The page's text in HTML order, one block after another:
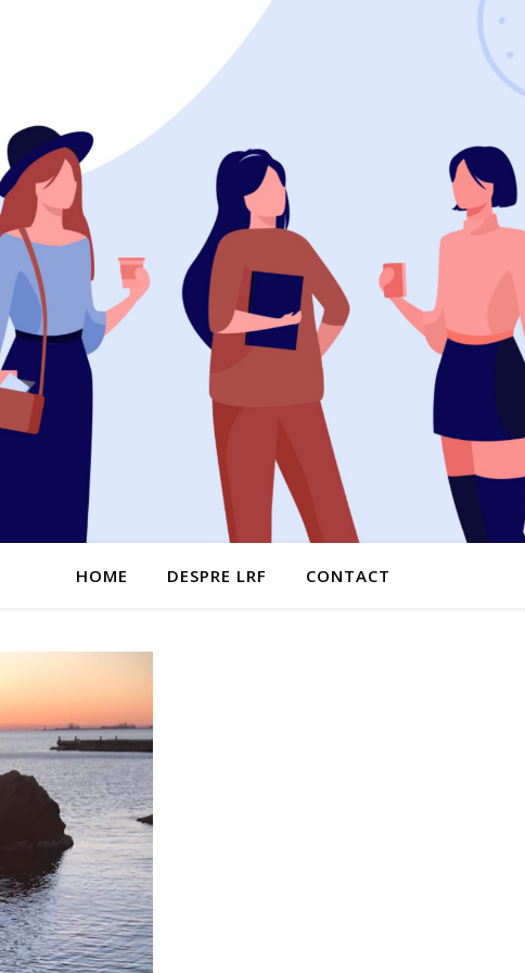
HOME DESPRE LRF CONTACT